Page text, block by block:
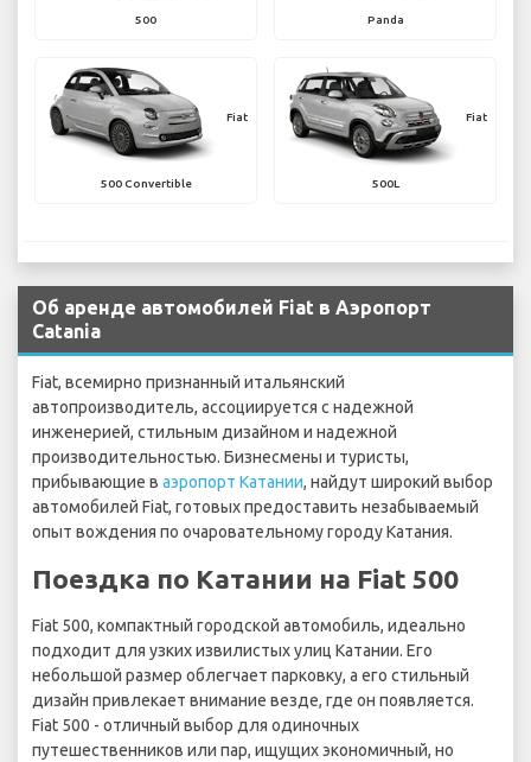
500 Panda
Fiat
500 Convertible
Fiat
500L
Об аренде автомобилей Fiat в Аэропорт
Catania
Fiat, всемирно признанный итальянский
автопроизводитель, ассоциируется с надежной
инженерией, стильным дизайном и надежной
производительностью. Бизнесмены и туристы,
прибывающие в аэропорт Катании, найдут широкий выбор
автомобилей Fiat, готовых предоставить незабываемый
опыт вождения по очаровательному городу Катания.
Поездка по Катании на Fiat 500
Fiat 500, компактный городской автомобиль, идеально
подходит для узких извилистых улиц Катании. Его
небольшой размер облегчает парковку, а его стильный
дизайн привлекает внимание везде, где он появляется.
Fiat 500 - отличный выбор для одиночных
путешественников или пар, ищущих экономичный, но